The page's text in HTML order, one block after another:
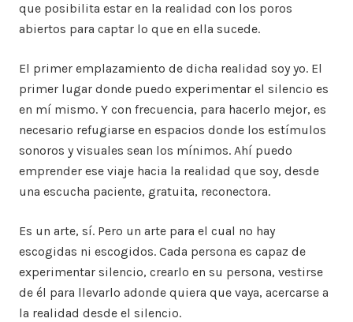
que posibilita estar en la realidad con los poros
abiertos para captar lo que en ella sucede.
El primer emplazamiento de dicha realidad soy yo. El
primer lugar donde puedo experimentar el silencio es
en mí mismo. Y con frecuencia, para hacerlo mejor, es
necesario refugiarse en espacios donde los estímulos
sonoros y visuales sean los mínimos. Ahí puedo
emprender ese viaje hacia la realidad que soy, desde
una escucha paciente, gratuita, reconectora.
Es un arte, sí. Pero un arte para el cual no hay
escogidas ni escogidos. Cada persona es capaz de
experimentar silencio, crearlo en su persona, vestirse
de él para llevarlo adonde quiera que vaya, acercarse a
la realidad desde el silencio.